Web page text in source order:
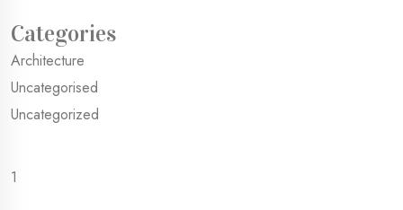
Categories
Architecture
Uncategorised
Uncategorized
1